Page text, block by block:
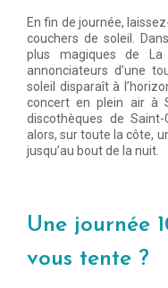
En fin de journée,
couchers de soleil.
plus magiques de
annonciateurs d’une
soleil disparaît à
concert en plein air à
discothèques de Saint-
alors, sur toute la côte,
jusqu’au bout de la nuit.
Une journée
vous tente ?